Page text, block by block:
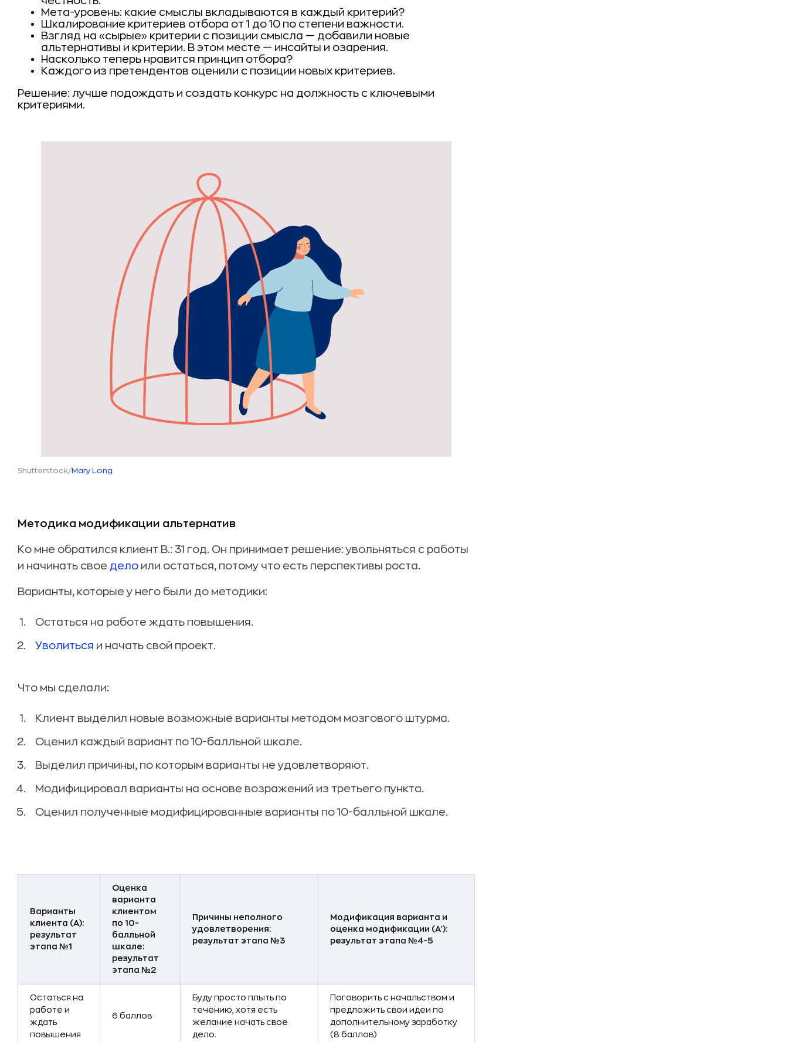
Мета-уровень: какие смыслы вкладываются в каждый критерий?
Шкалирование критериев отбора от 1 до 10 по степени важности.
Взгляд на «сырые» критерии с позиции смысла — добавили новые
альтернативы и критерии. В этом месте — инсайты и озарения.
Насколько теперь нравится принцип отбора?
Каждого из претендентов оценили с позиции новых критериев.
Решение: лучше подождать и создать конкурс на должность с ключевыми
критериями.
Shutterstock/Mary Long
Методика модификации альтернатив
Ко мне обратился клиент В.: 31 год. Он принимает решение: увольняться с работы
и начинать свое дело или остаться, потому что есть перспективы роста.
Варианты, которые у него были до методики:
Остаться на работе ждать повышения.
Уволиться и начать свой проект.
Что мы сделали:
Клиент выделил новые возможные варианты методом мозгового штурма.
Оценил каждый вариант по 10-балльной шкале.
Выделил причины, по которым варианты не удовлетворяют.
Модифицировал варианты на основе возражений из третьего пункта.
Оценил полученные модифицированные варианты по 10-балльной шкале.
Варианты
клиента (А):
результат
этапа №1
Оценка
варианта
клиентом
по 10-
балльной
шкале:
результат
этапа №2
Причины неполного
удовлетворения:
результат этапа №3
Модификация варианта и
оценка модификации (А’):
результат этапа №4-5
Остаться на
работе и
ждать
повышения
6 баллов
Буду просто плыть по
течению, хотя есть
желание начать свое
дело.
Поговорить с начальством и
предложить свои идеи по
дополнительному заработку
(8 баллов)